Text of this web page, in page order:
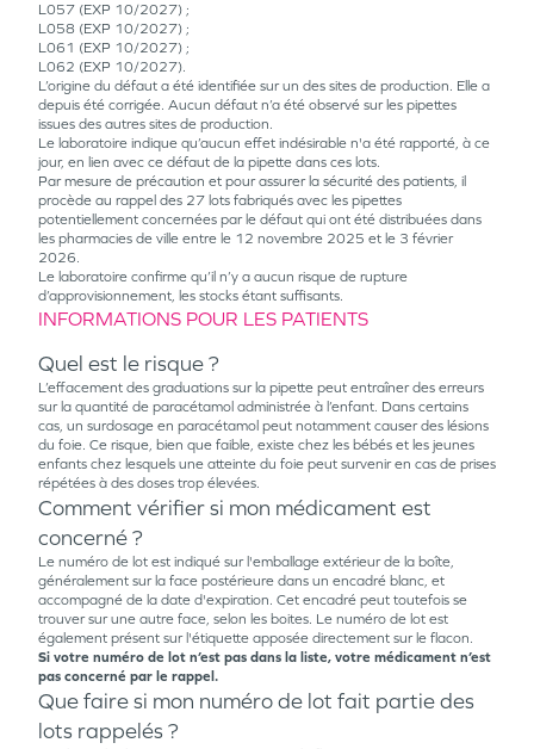
L057 (EXP 10/2027) ;
L058 (EXP 10/2027) ;
L061 (EXP 10/2027) ;
L062 (EXP 10/2027).
L’origine du défaut a été identifiée sur un des sites de production. Elle a
depuis été corrigée. Aucun défaut n’a été observé sur les pipettes
issues des autres sites de production.
Le laboratoire indique qu’aucun effet indésirable n'a été rapporté, à ce
jour, en lien avec ce défaut de la pipette dans ces lots.
Par mesure de précaution et pour assurer la sécurité des patients, il
procède au rappel des 27 lots fabriqués avec les pipettes
potentiellement concernées par le défaut qui ont été distribuées dans
les pharmacies de ville entre le 12 novembre 2025 et le 3 février
2026.
Le laboratoire confirme qu’il n’y a aucun risque de rupture
d’approvisionnement, les stocks étant suffisants.
INFORMATIONS POUR LES PATIENTS
Quel est le risque ?
L’effacement des graduations sur la pipette peut entraîner des erreurs
sur la quantité de paracétamol administrée à l’enfant. Dans certains
cas, un surdosage en paracétamol peut notamment causer des lésions
du foie. Ce risque, bien que faible, existe chez les bébés et les jeunes
enfants chez lesquels une atteinte du foie peut survenir en cas de prises
répétées à des doses trop élevées.
Comment vérifier si mon médicament est
concerné ?
Le numéro de lot est indiqué sur l'emballage extérieur de la boîte,
généralement sur la face postérieure dans un encadré blanc, et
accompagné de la date d'expiration. Cet encadré peut toutefois se
trouver sur une autre face, selon les boites. Le numéro de lot est
également présent sur l'étiquette apposée directement sur le flacon.
Si votre numéro de lot n’est pas dans la liste, votre médicament n’est
pas concerné par le rappel.
Que faire si mon numéro de lot fait partie des
lots rappelés ?